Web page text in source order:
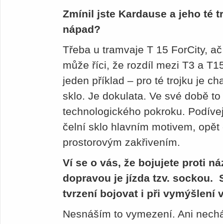
Zmínil jste Kardause a jeho té
nápad?
Třeba u tramvaje T 15 ForCity,
může říci, že rozdíl mezi T3 a
jeden příklad – pro té trojku je
sklo. Je dokulata. Ve své době
technologického pokroku.
čelní sklo hlavním motivem,
prostorovým zakřivením.
Ví se o vás, že bojujete proti
dopravou je jízda tzv. sockou.
tvrzení bojovat i při vymýšlení
Nesnáším to vymezení. Ani